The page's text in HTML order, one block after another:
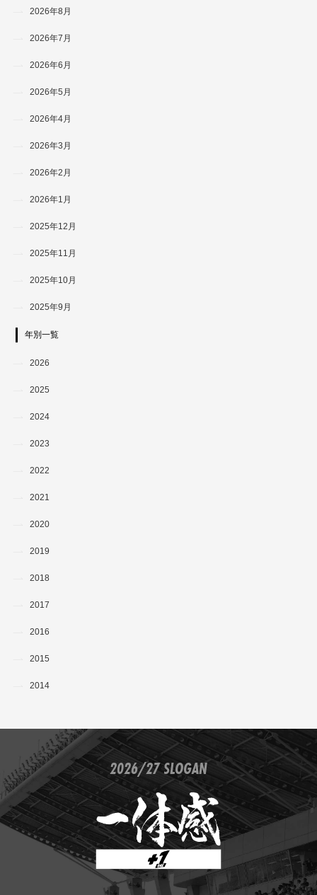
2026年8月
2026年7月
2026年6月
2026年5月
2026年4月
2026年3月
2026年2月
2026年1月
2025年12月
2025年11月
2025年10月
2025年9月
年別一覧
2026
2025
2024
2023
2022
2021
2020
2019
2018
2017
2016
2015
2014
2026/27 SLOGAN